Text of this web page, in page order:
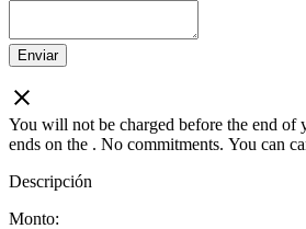
Enviar
You will not be charged before the end of
ends on the . No commitments. You can
Descripción
Monto: